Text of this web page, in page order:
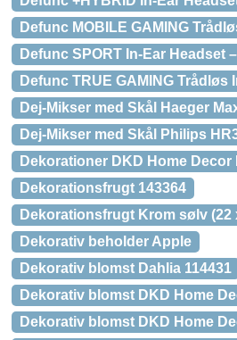
Defunc MOBILE GAMING
Defunc SPORT In-Ear Headset
Defunc TRUE GAMING
Dej-Mikser med Skål Haeger
Dej-Mikser med Skål Philips
Dekorationer DKD Home
Dekorationsfrugt 143364
Dekorationsfrugt Krom sølv (22
Dekorativ beholder Apple
Dekorativ blomst Dahlia 114431
Dekorativ blomst DKD Home
Dekorativ blomst DKD Home